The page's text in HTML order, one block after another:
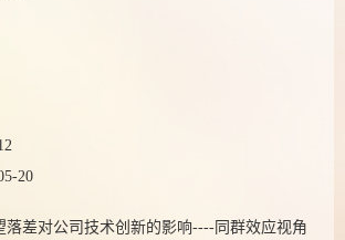
20
落差对公司技术创新的影响----同群效应视角